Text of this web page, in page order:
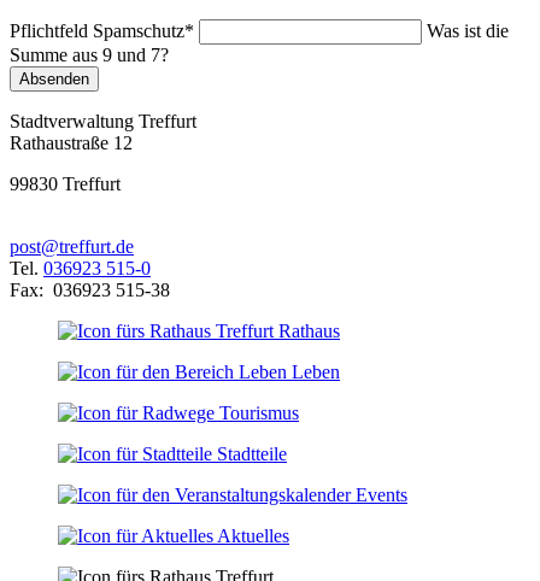
Pflichtfeld Spamschutz*
Was ist die
Summe aus 9 und 7?
Absenden
Stadtverwaltung Treffurt
Rathaustraße 12
99830 Treffurt
post@treffurt.de
Tel. 036923 515-0
Fax: 036923 515-38
Rathaus
Leben
Tourismus
Stadtteile
Events
Aktuelles